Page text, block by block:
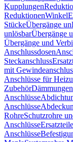
Kupplungen
ReduktionenWinkel
StückeÜbergänge
unlösbarÜbergänge
Übergänge und
Anschlussdosen
Steckanschluss
mit
Anschlüsse für
Zubehör
Anschlüsse
Anschlüsse
RohreSchutzrohre
Anschlüsse
Anschlüsse